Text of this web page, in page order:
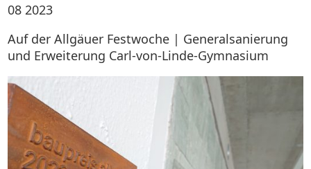
08 2023
Auf der Allgäuer Festwoche | Generalsanierung
und Erweiterung Carl-von-Linde-Gymnasium